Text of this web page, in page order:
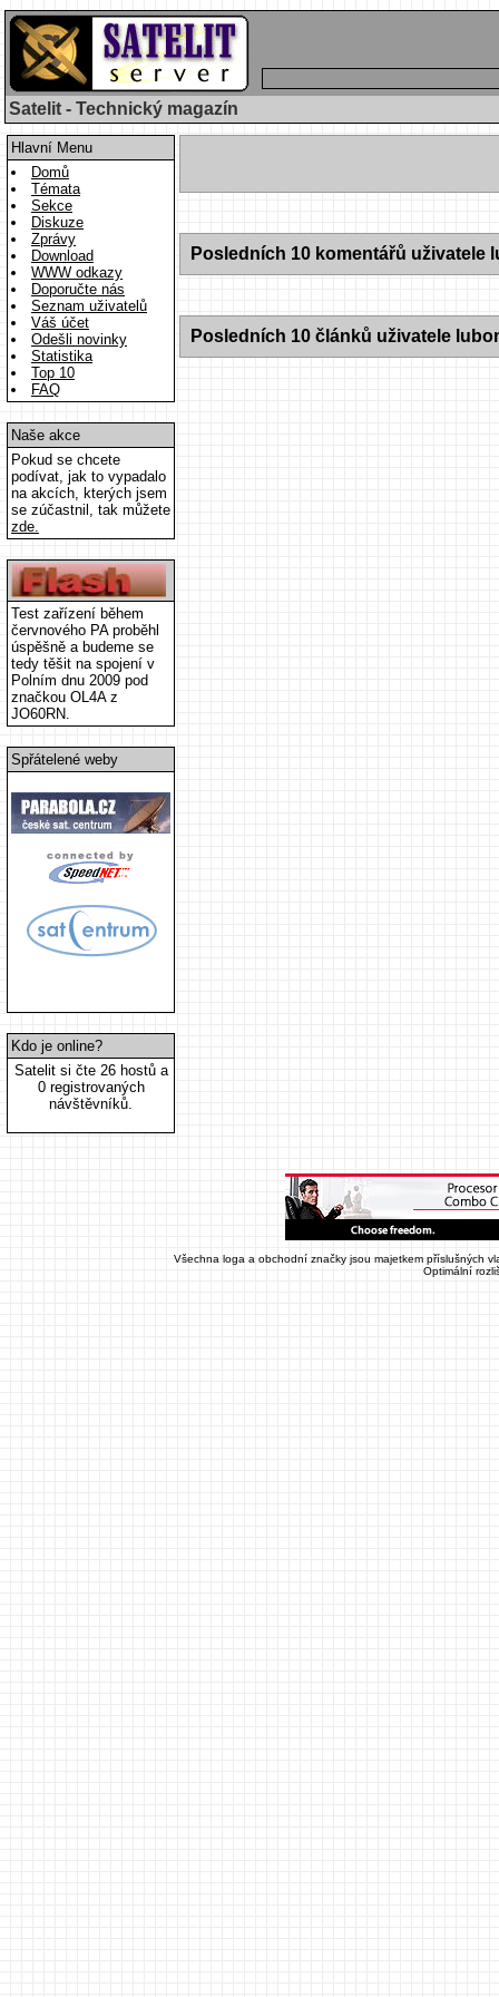
Satelit - Technický magazín
Hlavní Menu
Domů
Témata
Sekce
Diskuze
Zprávy
Download
WWW odkazy
Doporučte nás
Seznam uživatelů
Váš účet
Odešli novinky
Statistika
Top 10
FAQ
Naše akce
Pokud se chcete
podívat, jak to vypadalo
na akcích, kterých jsem
se zúčastnil, tak můžete
zde.
Test zařízení během
červnového PA proběhl
úspěšně a budeme se
tedy těšit na spojení v
Polním dnu 2009 pod
značkou OL4A z
JO60RN.
Spřátelené weby
Kdo je online?
Satelit si čte 26 hostů a
0 registrovaných
návštěvníků.
Posledních 10 komentářů uživatele
Posledních 10 článků uživatele
Všechna loga a obchodní značky jsou majetkem příslušných
Optimální